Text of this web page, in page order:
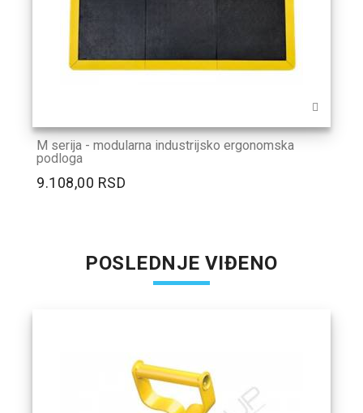
M serija - modularna industrijsko ergonomska
podloga
9.108,00 RSD
POSLEDNJE VIĐENO